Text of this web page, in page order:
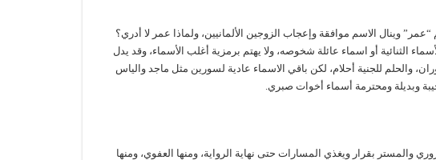
وينال الاسم موافقة وإعجاب الزوجين الألمانيين، ولماذا عمر لا أدري؟
الثنائية أو اسماء عائلة شخوصه، ولا يهتم برمزية أغلب الأسماء، وقد يدل
والحلم للجنية أحلام، لكن باقي الاسماء عادية لسورين مثل ماجد والياس
وبديلة ومحترمة أسماء أخوات صبري.
والمستر بقرار ويغذي المسارات حتى نهاية الرواية، ومنها العفوي، ومنها